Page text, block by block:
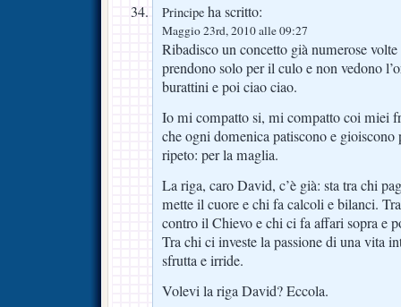
Principe ha scritto:
Maggio 23rd, 2010 alle 09:27
Ribadisco un concetto già numerose
prendono solo per il culo e non vedono
burattini e poi ciao ciao.
Io mi compatto si, mi compatto coi miei
che ogni domenica patiscono e
ripeto: per la maglia.
La riga, caro David, c’è già: sta tra chi
mette il cuore e chi fa calcoli e bilanci.
contro il Chievo e chi ci fa affari sopra e
Tra chi ci investe la passione di una vita
sfrutta e irride.
Volevi la riga David? Eccola.